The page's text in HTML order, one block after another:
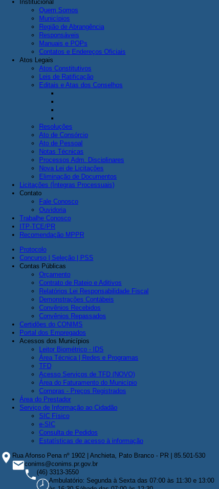
Institucional
Quem Somos
Municípios
Região de Abrangência
Responsáveis
Manuais e POPs
Contatos e Endereços Oficiais
Atos Legais
Atos Constitutivos
Leis de Ratificação
Editais e Atas dos Conselhos
Resoluções
Ato de Consórcio
Ato de Pessoal
Notas Técnicas
Processos Adm. Disciplinares
Nova Lei de Licitações
Eliminação de Documentos
Licitações (Íntegras Processuais)
Contato
Fale Conosco
Ouvidoria
Trabalhe Conosco
ITP-TCE/PR
Recomendação MPPR
Protocolo
Concurso | Seleção | PSS
Contas Públicas
Orçamento
Contrato de Rateio e Aditivos
Relatórios Lei Responsabilidade Fiscal
Demonstrações Contábeis
Convênios Recebidos
Convênios Repassados
Certidões do CONIMS
Portal dos Empregados
Acessos dos Municípios
Leitor Biométrico - IDS
Área Técnica | Redes e Programas
TFD
Acesso Serviços de TFD (NOVO)
Área do Faturamento do Município
Compras - Preços Registrados
Área do Prestador
Serviço de Informação ao Cidadão
SIC Físico
e-SIC
Consulta de Pedidos
Estatísticas de acesso à informação
Rua Afonso Pena nº 1902 | Anchieta, Pato Branco - PR | 85.501-530
conims@conims.pr.gov.br
(46) 3313-3550
Ambulatório: Segunda à Sexta das 07:00 às 11:30 e 13:00